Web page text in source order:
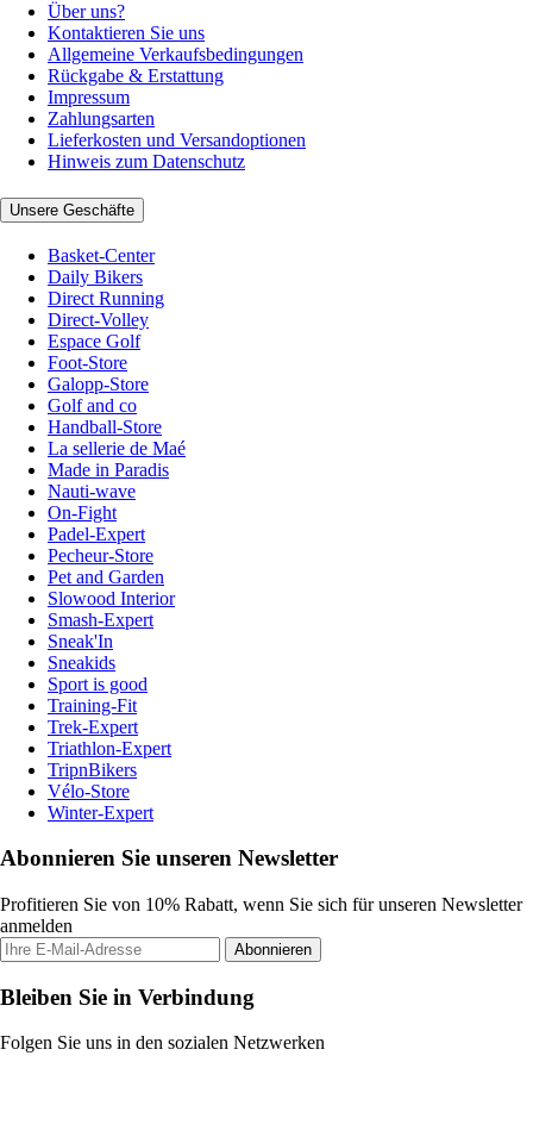
Über uns?
Kontaktieren Sie uns
Allgemeine Verkaufsbedingungen
Rückgabe & Erstattung
Impressum
Zahlungsarten
Lieferkosten und Versandoptionen
Hinweis zum Datenschutz
Unsere Geschäfte
Basket-Center
Daily Bikers
Direct Running
Direct-Volley
Espace Golf
Foot-Store
Galopp-Store
Golf and co
Handball-Store
La sellerie de Maé
Made in Paradis
Nauti-wave
On-Fight
Padel-Expert
Pecheur-Store
Pet and Garden
Slowood Interior
Smash-Expert
Sneak'In
Sneakids
Sport is good
Training-Fit
Trek-Expert
Triathlon-Expert
TripnBikers
Vélo-Store
Winter-Expert
Abonnieren Sie unseren Newsletter
Profitieren Sie von 10% Rabatt, wenn Sie sich für unseren Newsletter
anmelden
Abonnieren
Bleiben Sie in Verbindung
Folgen Sie uns in den sozialen Netzwerken